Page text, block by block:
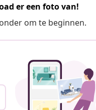
er een foto van!
om te beginnen.